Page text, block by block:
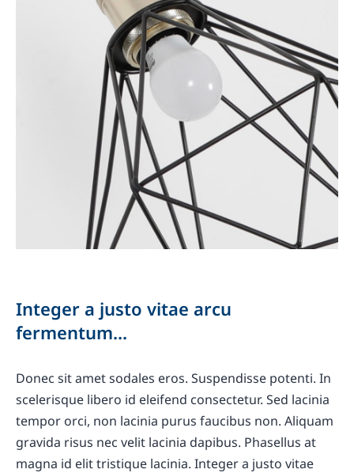
Integer a justo vitae arcu
fermentum...
Donec sit amet sodales eros. Suspendisse potenti. In
scelerisque libero id eleifend consectetur. Sed lacinia
tempor orci, non lacinia purus faucibus non. Aliquam
gravida risus nec velit lacinia dapibus. Phasellus at
magna id elit tristique lacinia. Integer a justo vitae